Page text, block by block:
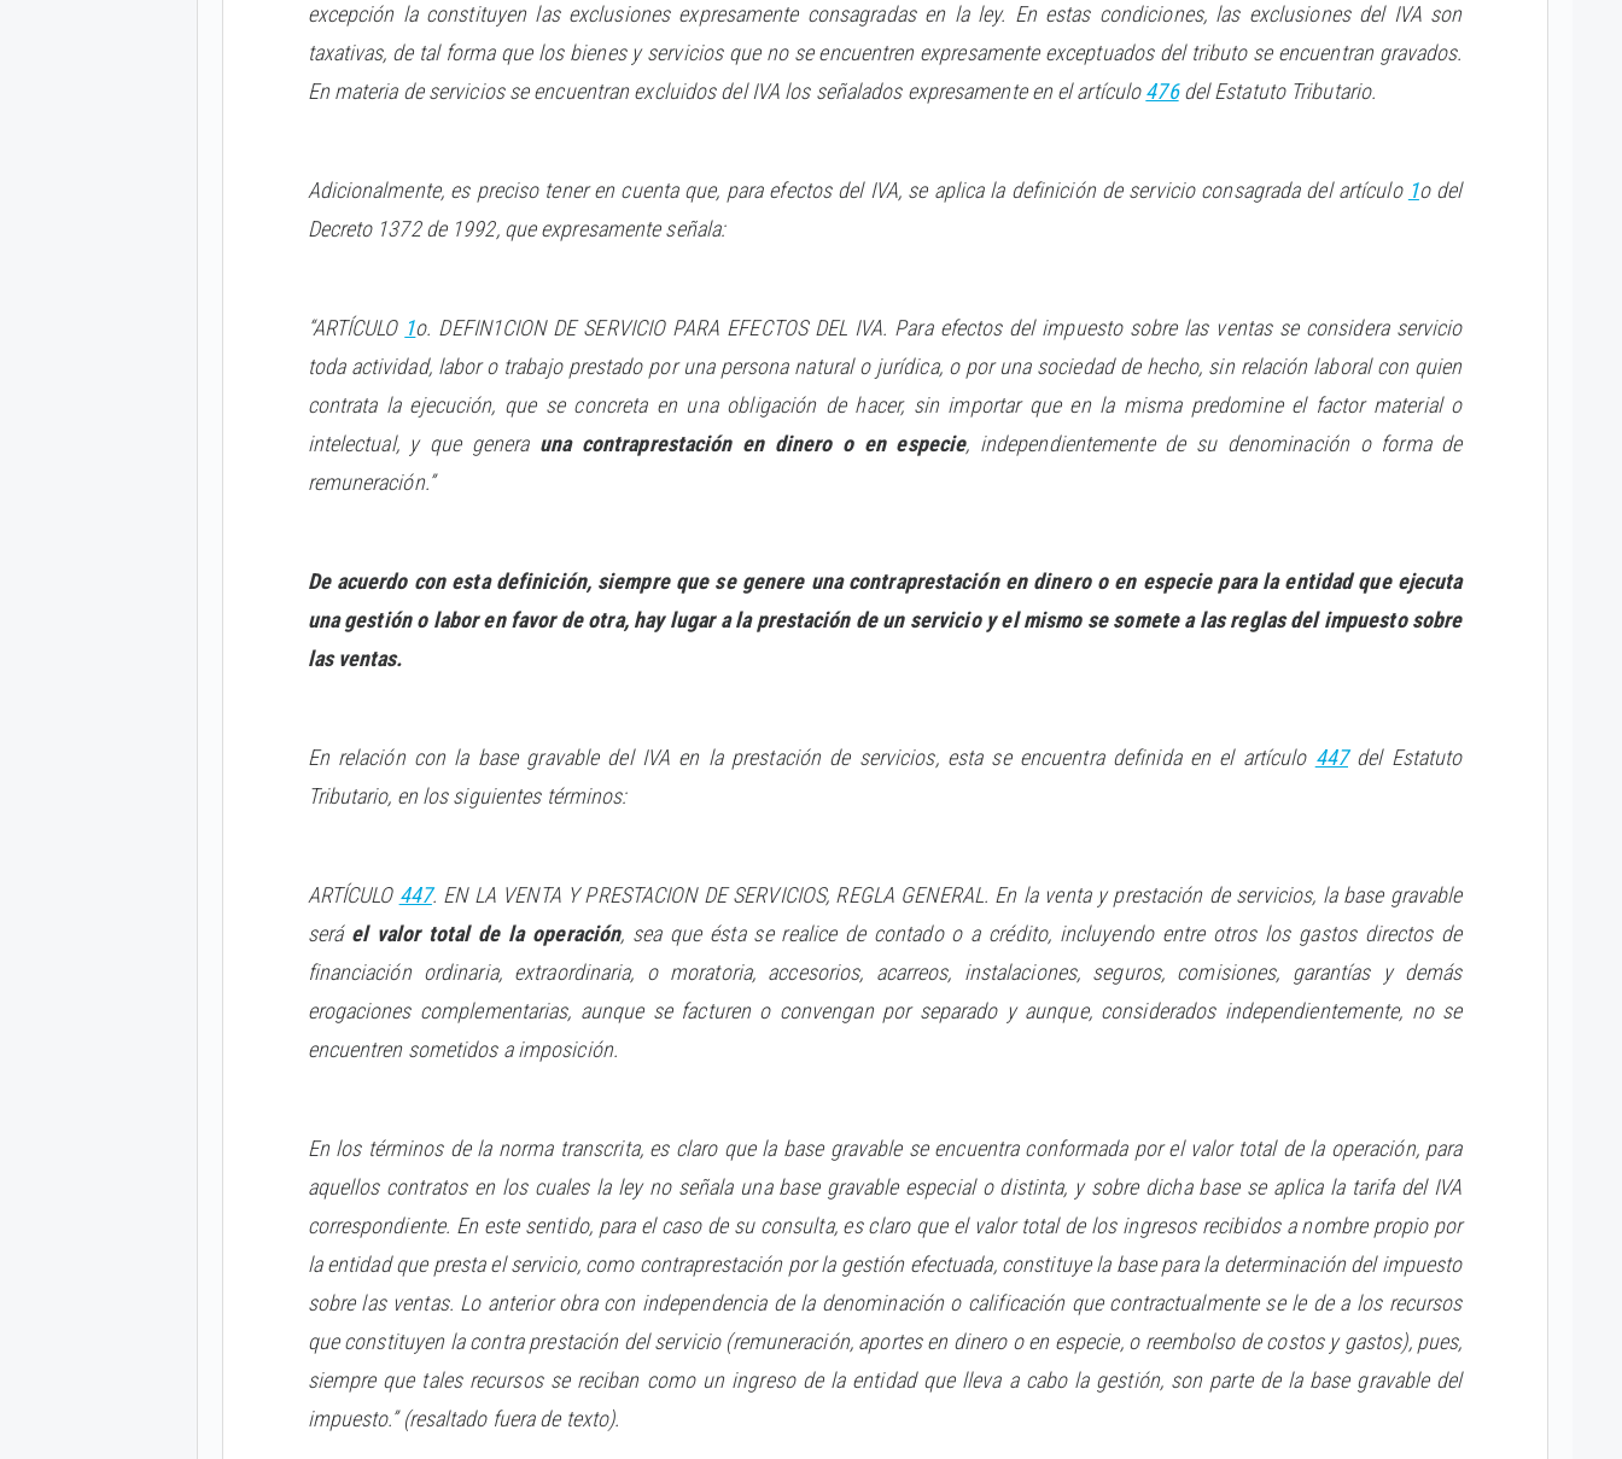
excepción la constituyen las exclusiones expresamente consagradas en la ley. En estas condiciones, las exclusiones del IVA son
taxativas, de tal forma que los bienes y servicios que no se encuentren expresamente exceptuados del tributo se encuentran gravados.
En materia de servicios se encuentran excluidos del IVA los señalados expresamente en el artículo476del Estatuto Tributario.
Adicionalmente, es preciso tener en cuenta que, para efectos del IVA, se aplica la definición de servicio consagrada del artículo 1o del
Decreto 1372 de 1992, que expresamente señala:
“ARTÍCULO 1o. DEFIN1CION DE SERVICIO PARA EFECTOS DEL IVA. Para efectos del impuesto sobre las ventas se considera servicio
toda actividad, labor o trabajo prestado por una persona natural o jurídica, o por una sociedad de hecho, sin relación laboral con quien
contrata la ejecución, que se concreta en una obligación de hacer, sin importar que en la misma predomine el factor material o
intelectual, y que genera una contraprestación en dinero o en especie, independientemente de su denominación o forma de
remuneración.”
De acuerdo con esta definición, siempre que se genere una contraprestación en dinero o en especie para la entidad que ejecuta
una gestión o labor en favor de otra, hay lugar a la prestación de un servicio y el mismo se somete a las reglas del impuesto sobre
las ventas.
En relación con la base gravable del IVA en la prestación de servicios, esta se encuentra definida en el artículo 447del Estatuto
Tributario, en los siguientes términos:
ARTÍCULO 447. EN LA VENTA Y PRESTACION DE SERVICIOS, REGLA GENERAL. En la venta y prestación de servicios, la base gravable
será el valor total de la operación, sea que ésta se realice de contado o a crédito, incluyendo entre otros los gastos directos de
financiación ordinaria, extraordinaria, o moratoria, accesorios, acarreos, instalaciones, seguros, comisiones, garantías y demás
erogaciones complementarias, aunque se facturen o convengan por separado y aunque, considerados independientemente, no se
encuentren sometidos a imposición.
En los términos de la norma transcrita, es claro que la base gravable se encuentra conformada por el valor total de la operación, para
aquellos contratos en los cuales la ley no señala una base gravable especial o distinta, y sobre dicha base se aplica la tarifa del IVA
correspondiente. En este sentido, para el caso de su consulta, es claro que el valor total de los ingresos recibidos a nombre propio por
la entidad que presta el servicio, como contraprestación por la gestión efectuada, constituye la base para la determinación del impuesto
sobre las ventas. Lo anterior obra con independencia de la denominación o calificación que contractualmente se le de a los recursos
que constituyen la contra prestación del servicio (remuneración, aportes en dinero o en especie, o reembolso de costos y gastos), pues,
siempre que tales recursos se reciban como un ingreso de la entidad que lleva a cabo la gestión, son parte de la base gravable del
impuesto.” (resaltado fuera de texto).